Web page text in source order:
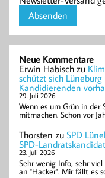
Neue Kommentare
Erwin Habisch zu
schützt sich
Kandidierenden
29. Juli 2026
Wenn es um Grün in der
mitmachen. Schon vor
Thorsten zu SPD
SPD-
23. Juli 2026
Sehr wenig Info, sehr
an "Hacker". Mir fällt es